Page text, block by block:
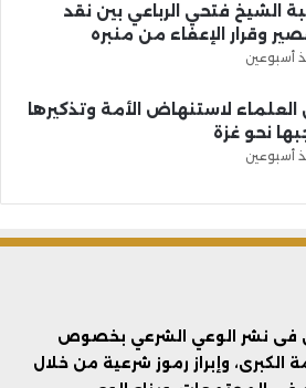
الشيخ فتحي الرباعي بين نقد
وقرار الإعفاء من منبره
أسبوعين
العلماء لاستنهاض الأمة وتذكيرها
نحو غزة
أسبوعين
فى نشر الوعي الشرعي بخصوص
الكبرى، وإبراز رموز شرعية من خلال